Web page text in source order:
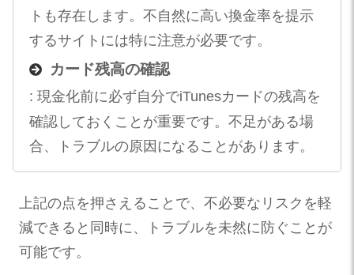
トも存在します。不自然に高い換金率を提示
するサイトには特に注意が必要です。
カード残高の確認
: 現金化前に必ず自分でiTunesカードの残高を
確認しておくことが重要です。不足がある場
合、トラブルの原因になることがあります。
上記の点を押さえることで、不必要なリスクを軽
減できると同時に、トラブルを未然に防ぐことが
可能です。